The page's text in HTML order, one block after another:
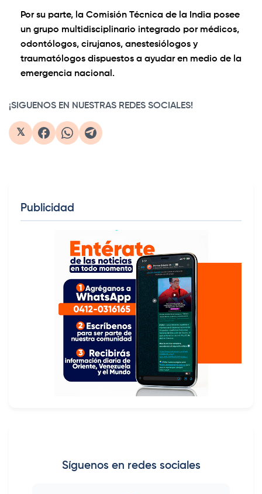
Por su parte, la Comisión Técnica de la India posee
un grupo multidisciplinario integrado por médicos,
odontólogos, cirujanos, anestesiólogos y
traumatólogos dispuestos a ayudar en medio de la
emergencia nacional.
¡SIGUENOS EN NUESTRAS REDES SOCIALES!
𝕏
Publicidad
Síguenos en redes sociales